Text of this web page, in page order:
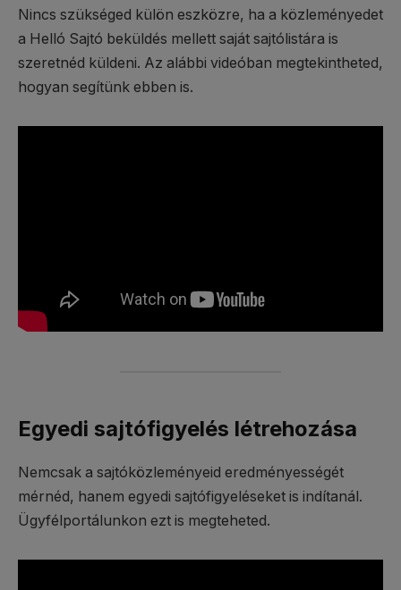
Nincs szükséged külön eszközre, ha a közleményedet
a Helló Sajtó beküldés mellett saját sajtólistára is
szeretnéd küldeni. Az alábbi videóban megtekintheted,
hogyan segítünk ebben is.
Egyedi sajtófigyelés létrehozása
Nemcsak a sajtóközleményeid eredményességét
mérnéd, hanem egyedi sajtófigyeléseket is indítanál.
Ügyfélportálunkon ezt is megteheted.